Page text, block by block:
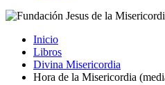
Inicio
Libros
Divina Misericordia
Hora de la Misericordia